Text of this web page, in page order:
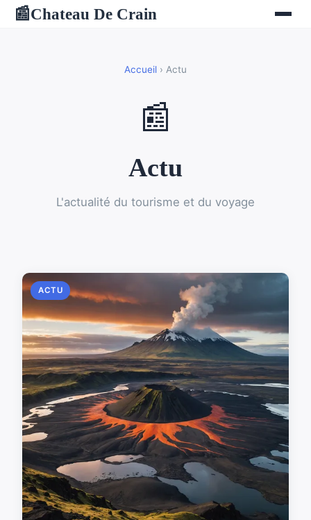
📰Chateau De Crain
Accueil › Actu
📰
Actu
L'actualité du tourisme et du voyage
ACTU